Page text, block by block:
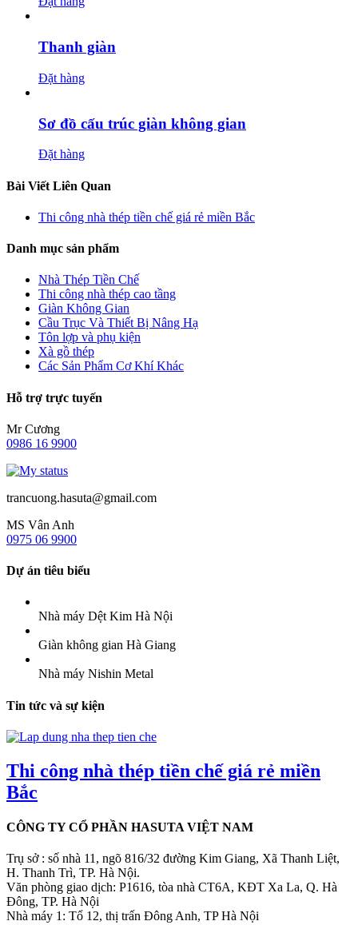
Thanh giàn
Đặt hàng
Sơ đồ cấu trúc giàn không gian
Đặt hàng
Bài Viết Liên Quan
Thi công nhà thép tiền chế giá rẻ miền Bắc
Danh mục sản phẩm
Nhà Thép Tiền Chế
Thi công nhà thép cao tầng
Giàn Không Gian
Cầu Trục Và Thiết Bị Nâng Hạ
Tôn lợp và phụ kiện
Xà gồ thép
Các Sản Phẩm Cơ Khí Khác
Hỗ trợ trực tuyến
Mr Cương
0986 16 9900
trancuong.hasuta@gmail.com
MS Vân Anh
0975 06 9900
Dự án tiêu biểu
Nhà máy Dệt Kim Hà Nội
Giàn không gian Hà Giang
Nhà máy Nishin Metal
Tin tức và sự kiện
Thi công nhà thép tiền chế giá rẻ miền
Bắc
CÔNG TY CỔ PHẦN HASUTA VIỆT NAM
Trụ sở : số nhà 11, ngõ 816/32 đường Kim Giang, Xã Thanh Liệt,
H. Thanh Trì, TP. Hà Nội.
Văn phòng giao dịch: P1616, tòa nhà CT6A, KĐT Xa La, Q. Hà
Đông, TP. Hà Nội
Nhà máy 1: Tổ 12, thị trấn Đông Anh, TP Hà Nội